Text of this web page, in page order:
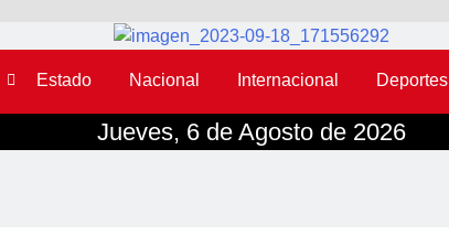
Estado Nacional Internacional Deportes
Jueves, 6 de Agosto de 2026